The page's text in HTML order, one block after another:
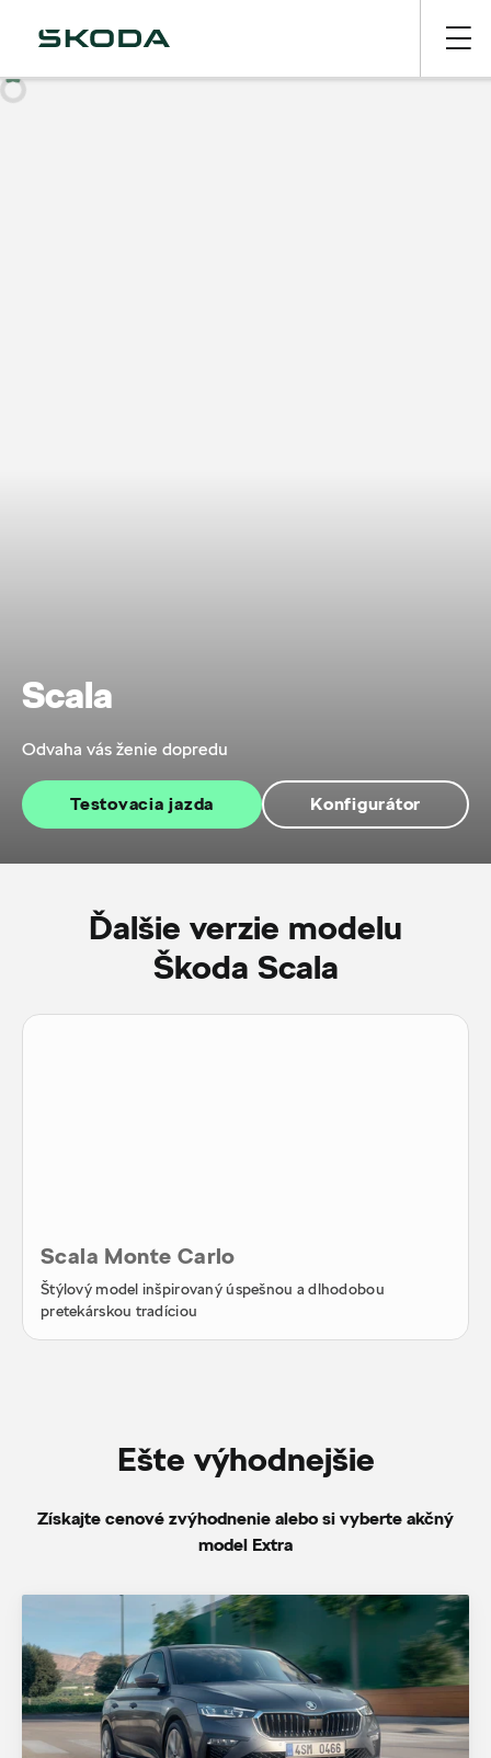
Scala
Odvaha vás ženie dopredu
Testovacia jazda Konfigurátor
Ďalšie verzie modelu
Škoda Scala
Scala Monte Carlo
Štýlový model inšpirovaný úspešnou a dlhodobou
pretekárskou tradíciou
Ešte výhodnejšie
Získajte cenové zvýhodnenie alebo si vyberte akčný
model Extra